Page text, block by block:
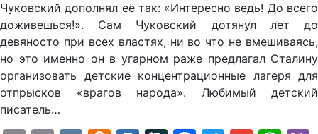
Чуковский дополнял её так: «Интересно ведь! До всего
доживешься!». Сам Чуковский дотянул лет до
девяносто при всех властях, ни во что не вмешиваясь,
но это именно он в угарном раже предлагал Сталину
организовать детские концентрационные лагеря для
отпрысков «врагов народа». Любимый детский
писатель…